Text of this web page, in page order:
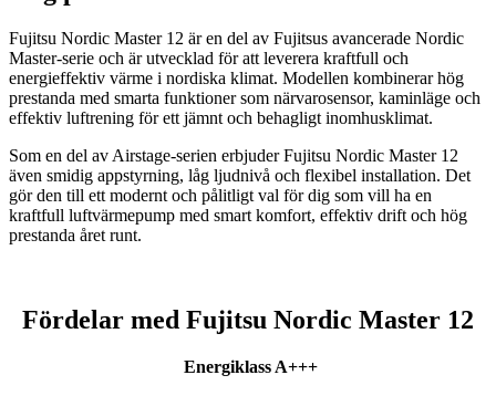
Fujitsu Nordic Master 12 är en del av Fujitsus avancerade Nordic
Master-serie och är utvecklad för att leverera kraftfull och
energieffektiv värme i nordiska klimat. Modellen kombinerar hög
prestanda med smarta funktioner som närvarosensor, kaminläge och
effektiv luftrening för ett jämnt och behagligt inomhusklimat.
Som en del av Airstage-serien erbjuder Fujitsu Nordic Master 12
även smidig appstyrning, låg ljudnivå och flexibel installation. Det
gör den till ett modernt och pålitligt val för dig som vill ha en
kraftfull luftvärmepump med smart komfort, effektiv drift och hög
prestanda året runt.
Fördelar med Fujitsu Nordic Master 12
Energiklass A+++